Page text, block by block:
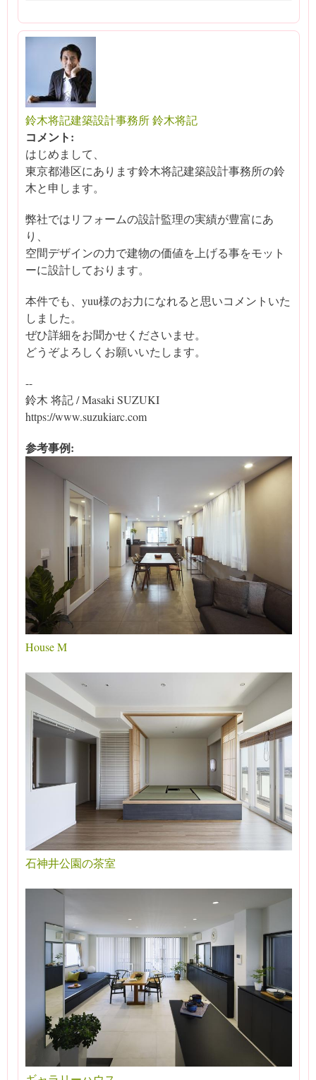
鈴木将記建築設計事務所 鈴木将記
コメント:
はじめまして、
東京都港区にあります鈴木将記建築設計事務所の鈴
木と申します。
弊社ではリフォームの設計監理の実績が豊富にあ
り、
空間デザインの力で建物の価値を上げる事をモット
ーに設計しております。
本件でも、yuu様のお力になれると思いコメントいた
しました。
ぜひ詳細をお聞かせくださいませ。
どうぞよろしくお願いいたします。
--
鈴木 将記 / Masaki SUZUKI
https://www.suzukiarc.com
参考事例:
House M
石神井公園の茶室